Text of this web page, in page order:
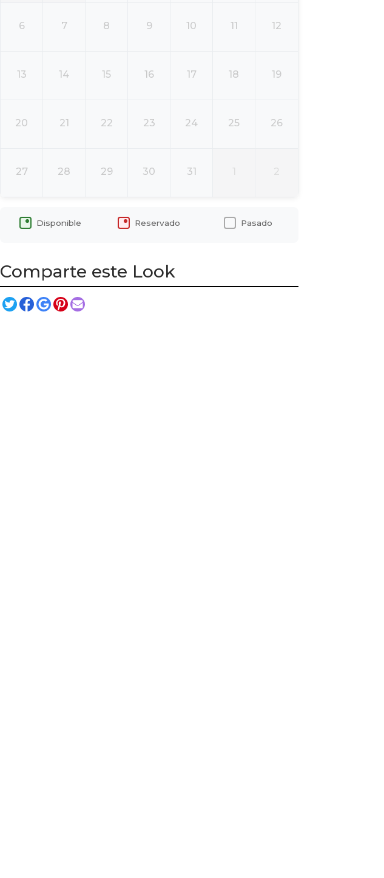
6 7 8 9 10 11 12
13 14 15 16 17 18 19
20 21 22 23 24 25 26
27 28 29 30 31 1 2
Disponible Reservado Pasado
Comparte este Look